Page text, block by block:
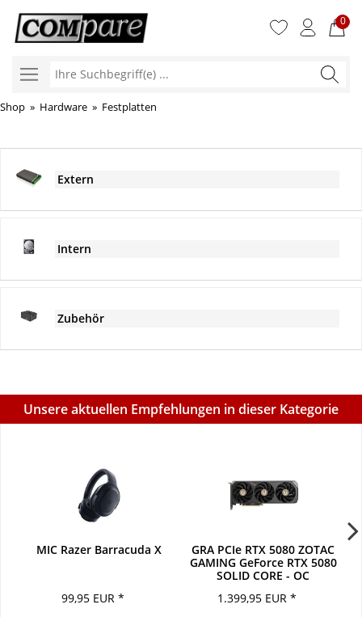
0
Ihre
Shop » Hardware » Festplatten
Extern
Intern
Zubehör
Unsere aktuellen Empfehlungen in dieser Kategorie
MIC Razer Barracuda X
99,95 EUR *
GRA PCIe RTX 5080 ZOTAC
GAMING GeForce RTX 5080
SOLID CORE - OC
1.399,95 EUR *